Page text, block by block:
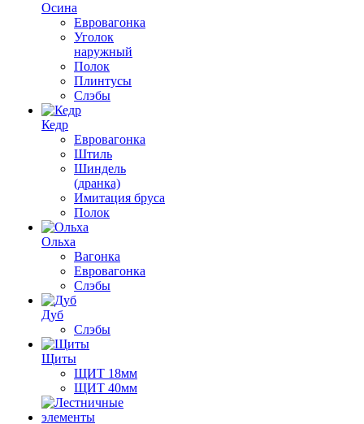
Осина
Евровагонка
Уголок
наружный
Полок
Плинтусы
Слэбы
Кедр
Евровагонка
Штиль
Шиндель
(дранка)
Имитация бруса
Полок
Ольха
Вагонка
Евровагонка
Слэбы
Дуб
Слэбы
Щиты
ЩИТ 18мм
ЩИТ 40мм